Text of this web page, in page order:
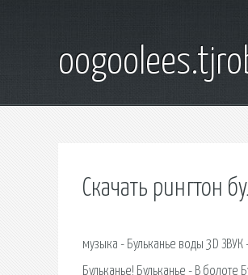
Скачать рингтон
музыка - Бульканье воды 3D
Бульканье! Бульканье - В болоте